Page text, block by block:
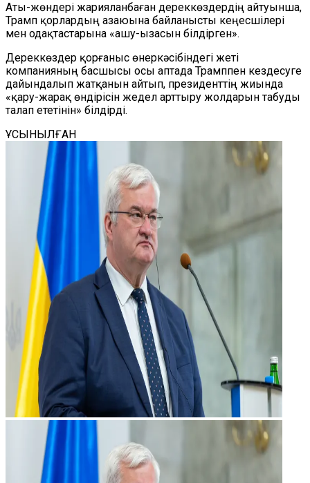
Аты-жөндері жарияланбаған дереккөздердің айтуынша,
Трамп қорлардың азаюына байланысты кеңесшілері
мен одақтастарына «ашу-ызасын білдірген».
Дереккөздер қорғаныс өнеркәсібіндегі жеті
компанияның басшысы осы аптада Трамппен кездесуге
дайындалып жатқанын айтып, президенттің жиында
«қару-жарақ өндірісін жедел арттыру жолдарын табуды
талап ететінін» білдірді.
ҰСЫНЫЛҒАН